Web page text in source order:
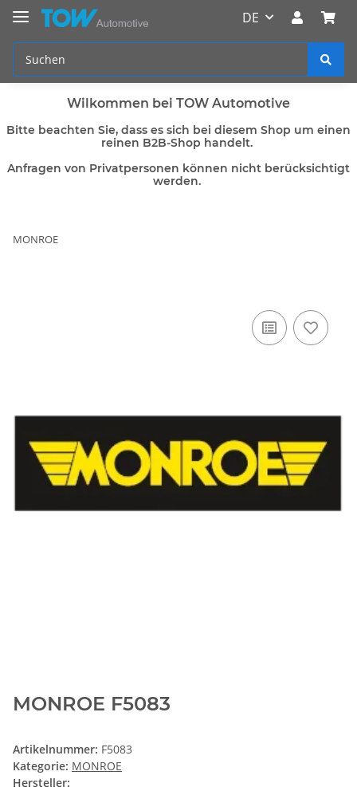
DE
Wilkommen bei TOW Automotive
Bitte beachten Sie, dass es sich bei diesem Shop um einen
reinen B2B-Shop handelt.
Anfragen von Privatpersonen können nicht berücksichtigt
werden.
MONROE
MONROE F5083
Artikelnummer: F5083
Kategorie: MONROE
Hersteller: